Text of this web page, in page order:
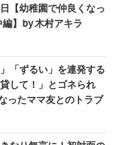
【幼稚園で仲良くなっ
】by 木村アキラ
「ずるい」を連発する
して！」とゴネられ
ったママ友とのトラブ